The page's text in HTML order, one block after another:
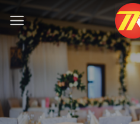
qua
nội
dung